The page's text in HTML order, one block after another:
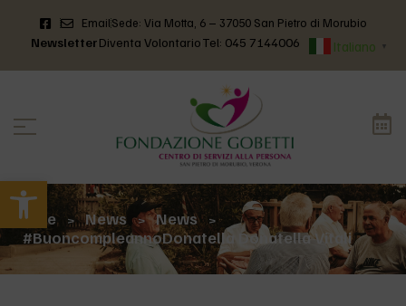
Apri la barra degli strumenti
EmailSede: Via Motta, 6 – 37050 San Pietro di Morubio
NewsletterDiventa VolontarioTel: 045 7144006 Italiano ▼
Home > News > News >
#buoncompleannoDonatella Donatella Vitali